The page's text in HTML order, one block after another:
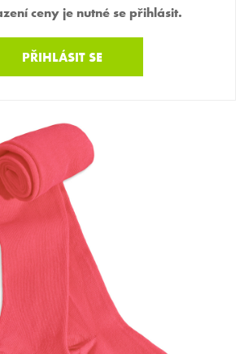
ceny je nutné se přihlásit.
PŘIHLÁSIT SE